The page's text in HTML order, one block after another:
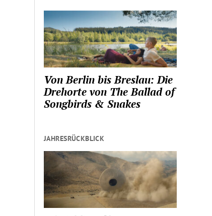
Von Berlin bis Breslau: Die
Drehorte von The Ballad of
Songbirds & Snakes
JAHRESRÜCKBLICK